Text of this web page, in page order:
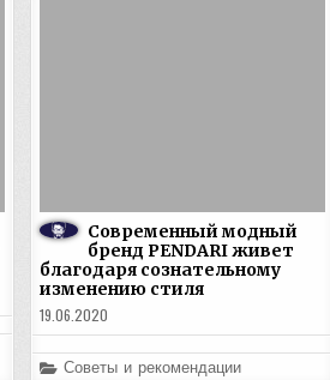
Современный модный
бренд PENDARI живет
благодаря сознательному
изменению стиля
19.06.2020
Posted
Советы и рекомендации